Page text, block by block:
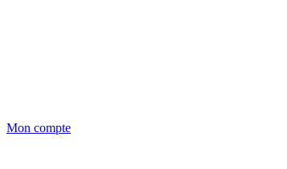
Mon compte